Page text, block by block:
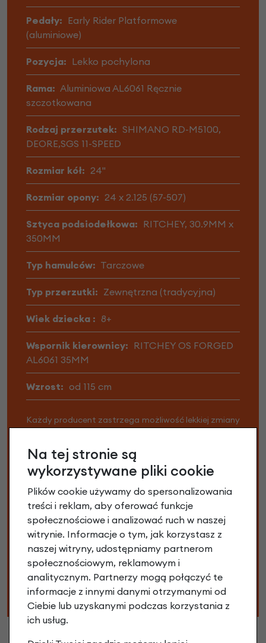
Pedały: Early Rider Platformowe
(aluminiowe)
Pozycja: Lekko pochylona
Rama: Aluminiowa AL6061 Ręcznie
szczotkowana
Rodzaj przerzutek: SHIMANO RD-M5100,
DEORE,SGS 11-SPEED
Rozmiar kół: 24"
Rozmiar opony: 24 x 2.125 (57-507)
Sztyca podsiodełkowa: RITCHEY, 30.9MM x
350MM
Typ hamulców: Tarczowe
Typ przerzutki: Zewnętrzna (tradycyjna)
Wiek dziecka : 8+
Wspornik kierownicy: RITCHEY OS FORGED
AL6061 35MM
Wzrost: od 115 cm
Każdy producent zastrzega możliwość lekkiej zmiany
wcześniejszej informacji. Zmiany te mogą nie być
uwzględnione w specyfikacji oraz na zdjęciach. W
związku z tym dostarczony do Ciebie rower może
różnić się niektórymi częściami. Nie stanowi to wady i
nie wpływa to na funkcjonalność techniczną roweru.
Dlatego możliwe jest, że Twój rower jest
zmontowany nieco inaczej niż podaje specyfikacja.
Na przykład może się zdarzyć, że w swoim rowerze
znajdziesz inne pedały, gripy lub łańcuch. Nie martw
się, Twój rower i części zamienne nadal są w wysokiej
jakości.
Na tej stronie są
wykorzystywane pliki cookie
Plików cookie używamy do spersonalizowania
treści i reklam, aby oferować funkcje
społecznościowe i analizować ruch w naszej
witrynie. Informacje o tym, jak korzystasz z
naszej witryny, udostępniamy partnerom
społecznościowym, reklamowym i
analitycznym. Partnerzy mogą połączyć te
informacje z innymi danymi otrzymanymi od
Ciebie lub uzyskanymi podczas korzystania z
ich usług.